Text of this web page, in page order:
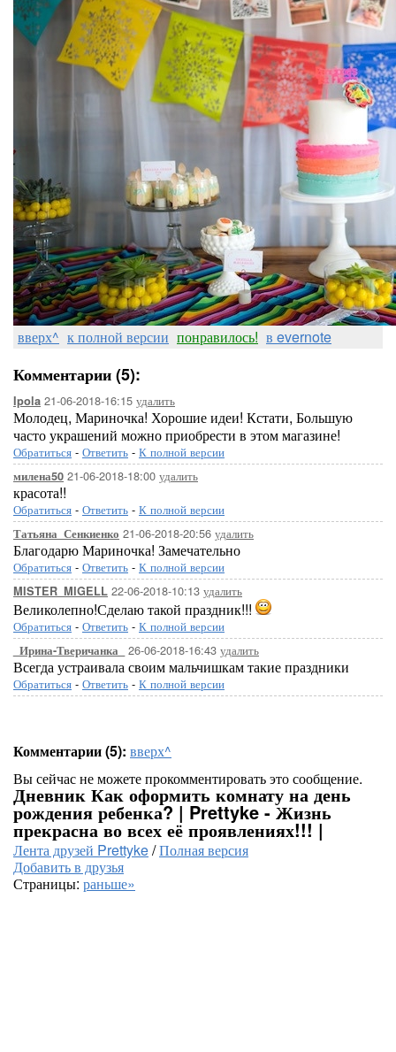
вверх^ к полной версии понравилось! в evernote
Комментарии (5):
Ipola 21-06-2018-16:15 удалить
Молодец, Мариночка! Хорошие идеи! Кстати, Большую
часто украшений можно приобрести в этом магазине!
Обратиться - Ответить - К полной версии
милена50 21-06-2018-18:00 удалить
красота!!
Обратиться - Ответить - К полной версии
Татьяна_Сенкиенко 21-06-2018-20:56 удалить
Благодарю Мариночка! Замечательно
Обратиться - Ответить - К полной версии
MISTER_MIGELL 22-06-2018-10:13 удалить
Великолепно!Сделаю такой праздник!!!
Обратиться - Ответить - К полной версии
_Ирина-Тверичанка_ 26-06-2018-16:43 удалить
Всегда устраивала своим мальчишкам такие праздники
Обратиться - Ответить - К полной версии
Комментарии (5): вверх^
Вы сейчас не можете прокомментировать это сообщение.
Дневник Как оформить комнату на день
рождения ребенка? | Prettyke - Жизнь
прекрасна во всех её проявлениях!!! |
Лента друзей Prettyke/Полная версия
Добавить в друзья
Страницы: раньше»